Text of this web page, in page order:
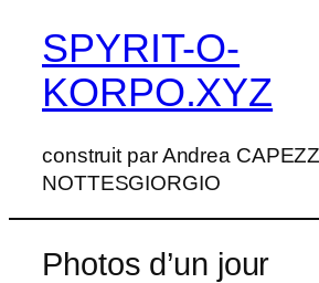
Aller
contenu
SPYRIT-O-
KORPO.XYZ
construit par Andrea
NOTTESGIORGIO
Photos d’un jour